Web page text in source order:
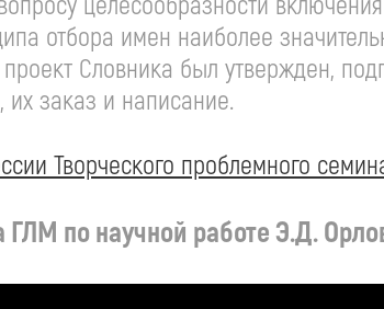
отбора имен наиболее
Словника был утвержден,
их заказ и написание.
Творческого проблемного
ГЛМ по научной работе Э.Д.